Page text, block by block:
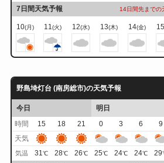
7日間天気予報 14日間先までの
10(月) 11(火) 12(水) 13(木) 14(金) 15
野島埼灯台 (南房総市)の天気予報
今日
明日
時間
15 18 21 0 3 6 9
天気
気温 31℃ 28℃ 26℃ 25℃ 24℃ 24℃ 29